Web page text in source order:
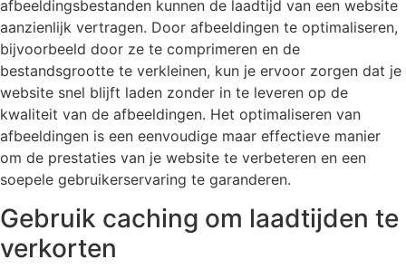
afbeeldingsbestanden kunnen de laadtijd van een website
aanzienlijk vertragen. Door afbeeldingen te optimaliseren,
bijvoorbeeld door ze te comprimeren en de
bestandsgrootte te verkleinen, kun je ervoor zorgen dat je
website snel blijft laden zonder in te leveren op de
kwaliteit van de afbeeldingen. Het optimaliseren van
afbeeldingen is een eenvoudige maar effectieve manier
om de prestaties van je website te verbeteren en een
soepele gebruikerservaring te garanderen.
Gebruik caching om laadtijden te
verkorten